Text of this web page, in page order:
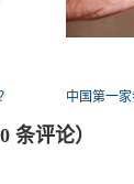
中国第一家
0 条评论）